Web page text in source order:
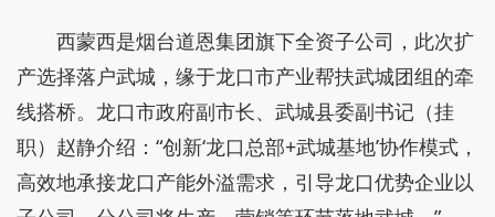
西蒙西是烟台道恩集团旗下全资子公司，此次扩
产选择落户武城，缘于龙口市产业帮扶武城团组的牵
线搭桥。龙口市政府副市长、武城县委副书记（挂
职）赵静介绍：“创新‘龙口总部+武城基地’协作模式，
高效地承接龙口产能外溢需求，引导龙口优势企业以